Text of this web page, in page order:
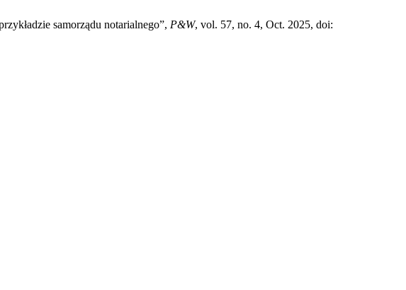
samorządu notarialnego”, P&W, vol. 57, no. 4, Oct. 2025, doi: